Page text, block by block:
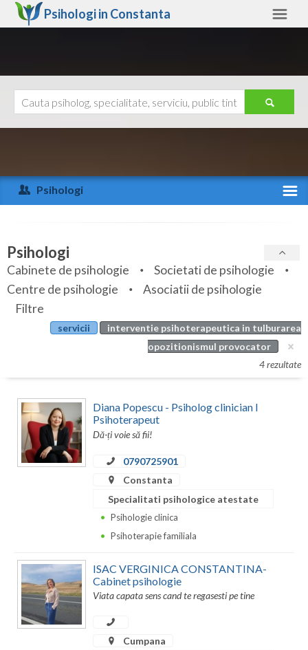
Psihologi in Constanta
Arad
Arges
Bihor
Bistrita-Nasaud
Botosani
Bucuresti
Buzau
Calarasi
Covasna
Dambovita
Dolj
Ajutor
Psihologi
Specialitati
Servicii
Articole
Evenimente
Psihologi
Cabinete de psihologie
Societati de psihologie
Centre de psihologie
Asociatii de psihologie
Filtre
servicii
interventie psihoterapeutica in tulburarea
opozitionismul provocator
4 rezultate
Diana Popescu - Psiholog clinician I
Psihoterapeut
Dă-ți voie să fii!
0790725901
Constanta
Specialitati psihologice atestate
Psihologie clinica
Psihoterapie familiala
ISAC VERGINICA CONSTANTINA-
Cabinet psihologie
Viata capata sens cand te regasesti pe tine
Cumpana